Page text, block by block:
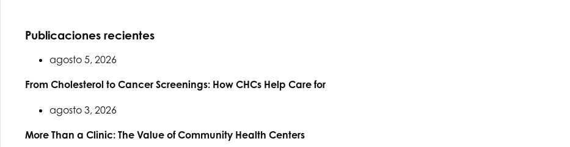
Publicaciones recientes
agosto 5, 2026
From Cholesterol to Cancer Screenings: How CHCs Help Care for
agosto 3, 2026
More Than a Clinic: The Value of Community Health Centers